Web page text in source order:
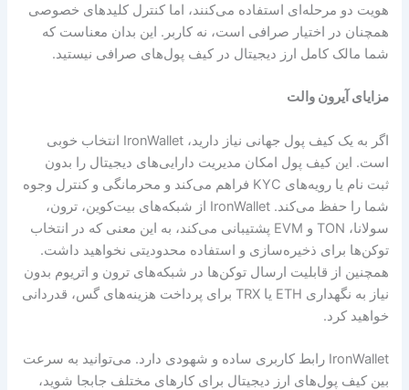
هویت دو مرحله‌ای استفاده می‌کنند، اما کنترل کلیدهای خصوصی
همچنان در اختیار صرافی است، نه کاربر. این بدان معناست که
شما مالک کامل ارز دیجیتال در کیف پول‌های صرافی نیستید.
مزایای آیرون والت
اگر به یک کیف پول جهانی نیاز دارید، IronWallet انتخاب خوبی
است. این کیف پول امکان مدیریت دارایی‌های دیجیتال را بدون
ثبت نام یا رویه‌های KYC فراهم می‌کند و محرمانگی و کنترل وجوه
شما را حفظ می‌کند. IronWallet از شبکه‌های بیت‌کوین، ترون،
سولانا، TON و EVM پشتیبانی می‌کند، به این معنی که در انتخاب
توکن‌ها برای ذخیره‌سازی و استفاده محدودیتی نخواهید داشت.
همچنین از قابلیت ارسال توکن‌ها در شبکه‌های ترون و اتریوم بدون
نیاز به نگهداری ETH یا TRX برای پرداخت هزینه‌های گس، قدردانی
خواهید کرد.
IronWallet رابط کاربری ساده و شهودی دارد. می‌توانید به سرعت
بین کیف پول‌های ارز دیجیتال برای کارهای مختلف جابجا شوید،